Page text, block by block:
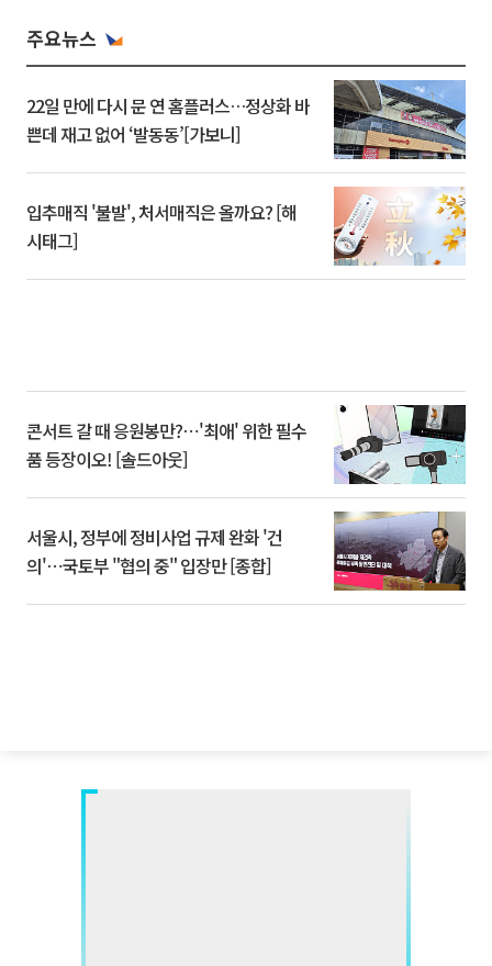
주요뉴스
22일 만에 다시 문 연 홈플러스…정상화 바
쁜데 재고 없어 ‘발동동’[가보니]
입추매직 '불발', 처서매직은 올까요? [해
시태그]
콘서트 갈 때 응원봉만?⋯'최애' 위한 필수
품 등장이오! [솔드아웃]
서울시, 정부에 정비사업 규제 완화 '건
의'⋯국토부 "협의 중" 입장만 [종합]